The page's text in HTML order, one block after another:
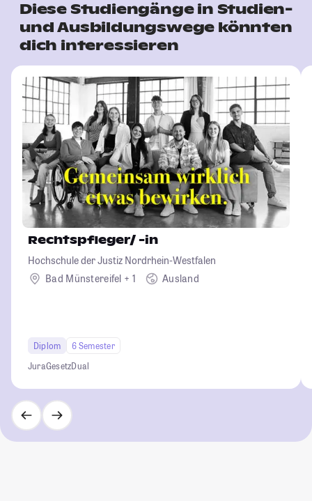
Diese Studiengänge in Studien-
und Ausbildungswege könnten
dich interessieren
Rechtspfleger/ -in
Hochschule der Justiz Nordrhein-Westfalen
Bad Münstereifel + 1
Ausland
Diplom
6 Semester
JuraGesetzDual